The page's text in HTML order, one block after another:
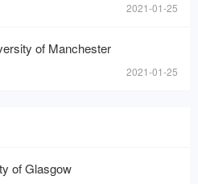
2021-01-25
of Manchester
2021-01-25
of Glasgow